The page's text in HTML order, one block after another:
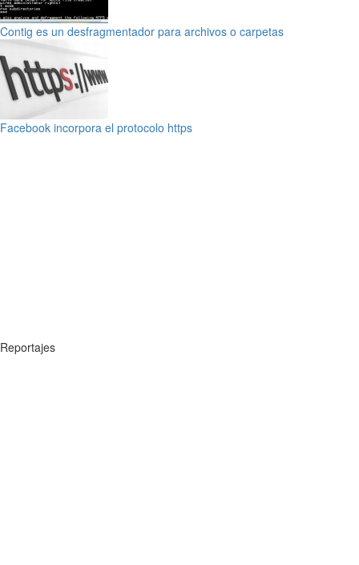
Contig es un desfragmentador para archivos o carpetas
Facebook incorpora el protocolo https
Reportajes